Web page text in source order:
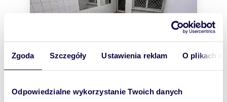
Zgoda Szczegóły Ustawienia reklam O plikach
Odpowiedzialne wykorzystanie Twoich danych
2 342 zł/m